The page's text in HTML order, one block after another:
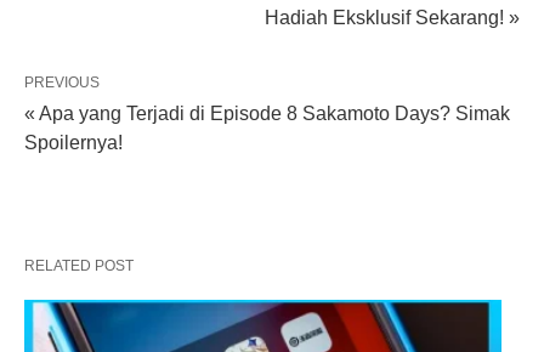
Hadiah Eksklusif Sekarang! »
PREVIOUS
« Apa yang Terjadi di Episode 8 Sakamoto Days? Simak
Spoilernya!
RELATED POST